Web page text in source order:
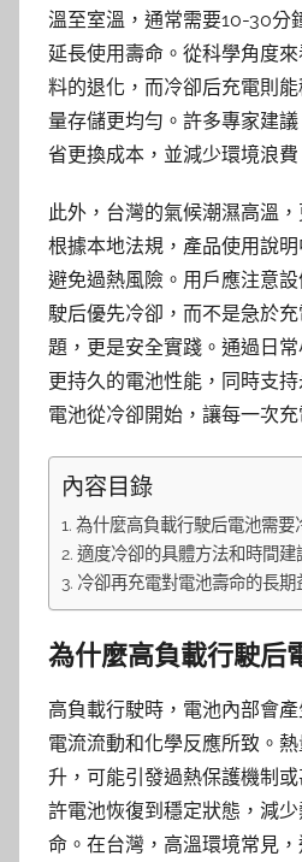
溫至室溫，通常需要10-30分
延長使用壽命。從科學角度
料的退化，而冷卻后充電則
量存儲更均勻。許多專家建
省更換成本，並減少環境浪費
此外，台灣的氣候潮濕高溫
根據本地法規，產品使用說
避免過熱風險。用戶應注意
駛后優先冷卻，而不是急於
題，更是安全實踐。通過日
更持久的電池性能，同時支
電池從冷卻開始，讓每一次充
內容目錄
為什麼高負載行駛后電池需要
適度冷卻的具體方法和時間建
冷卻再充電對電池壽命的長期
為什麼高負載行駛后
高負載行駛時，電池內部會
電流流動和化學反應所致。
升，可能引發過熱保護機制
許電池恢復到穩定狀態，減
命。在台灣，高溫環境常見